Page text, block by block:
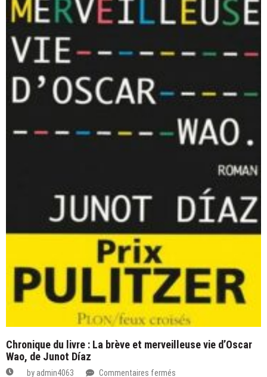
Chronique du livre : La brève et merveilleuse vie d’Oscar
Wao, de Junot Díaz
by admin4063 Commentaires fermés